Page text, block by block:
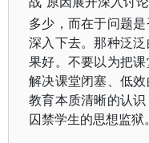
多少，而在于问题
深入下去。那种泛
果好。不要以为把
解决课堂闭塞、低
教育本质清晰的认
囚禁学生的思想监狱。